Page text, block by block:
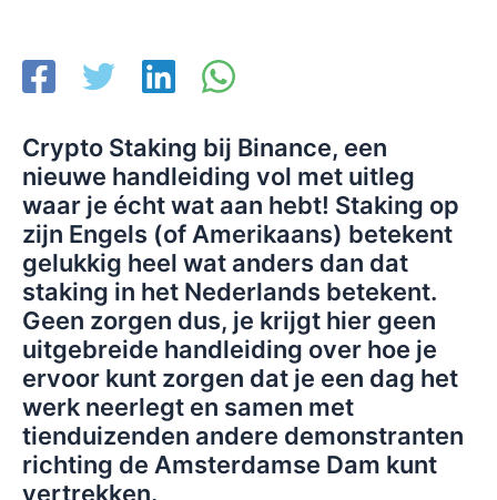
Crypto Staking bij Binance, een
nieuwe handleiding vol met uitleg
waar je écht wat aan hebt! Staking op
zijn Engels (of Amerikaans) betekent
gelukkig heel wat anders dan dat
staking in het Nederlands betekent.
Geen zorgen dus, je krijgt hier geen
uitgebreide handleiding over hoe je
ervoor kunt zorgen dat je een dag het
werk neerlegt en samen met
tienduizenden andere demonstranten
richting de Amsterdamse Dam kunt
vertrekken.